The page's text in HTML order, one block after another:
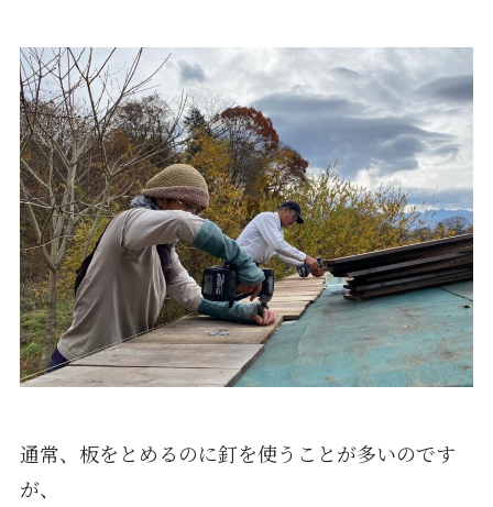
通常、板をとめるのに釘を使うことが多いのです
が、